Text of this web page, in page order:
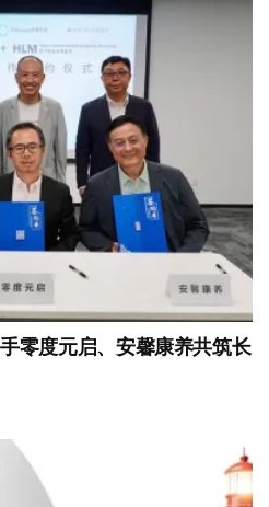
零度元启、安馨康养共筑长